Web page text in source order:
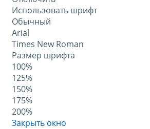
Использовать шрифт
Обычный
Arial
Times New Roman
Размер шрифта
100%
125%
150%
175%
200%
Закрыть окно